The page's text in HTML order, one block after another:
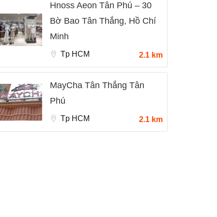
Hnoss Aeon Tân Phú – 30
Bờ Bao Tân Thắng, Hồ Chí
Minh
Tp HCM 2.1 km
MayCha Tân Thắng Tân
Phú
Tp HCM 2.1 km